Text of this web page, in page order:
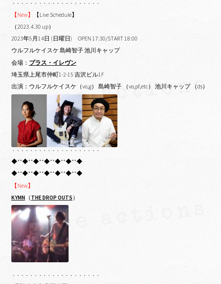
・・・・・・・・・・・・・・・・・・・・
【New】
【Live Schedule】
（2023.4.30 up）
2023年5月14日 (日曜日) OPEN 17:30/START 18:00
ウルフルケイスケ 島崎智子 池川キャップ
会場： プラス・イレヴン
埼玉県上尾市仲町1-2-15 吉沢ビル1F
出演：ウルフルケイスケ（vo,g） 島崎智子 （vo,pf,etc） 池川キャップ （ds）
・・・・・・・・・・・・・・・・・・・・
◆**◆**◆**◆**◆**◆**◆
◆**◆**◆**◆**◆**◆**◆
【New】
KYMN （ THE DROP OUTS ）
・・・・・・・・・・・・・・・・・・・・